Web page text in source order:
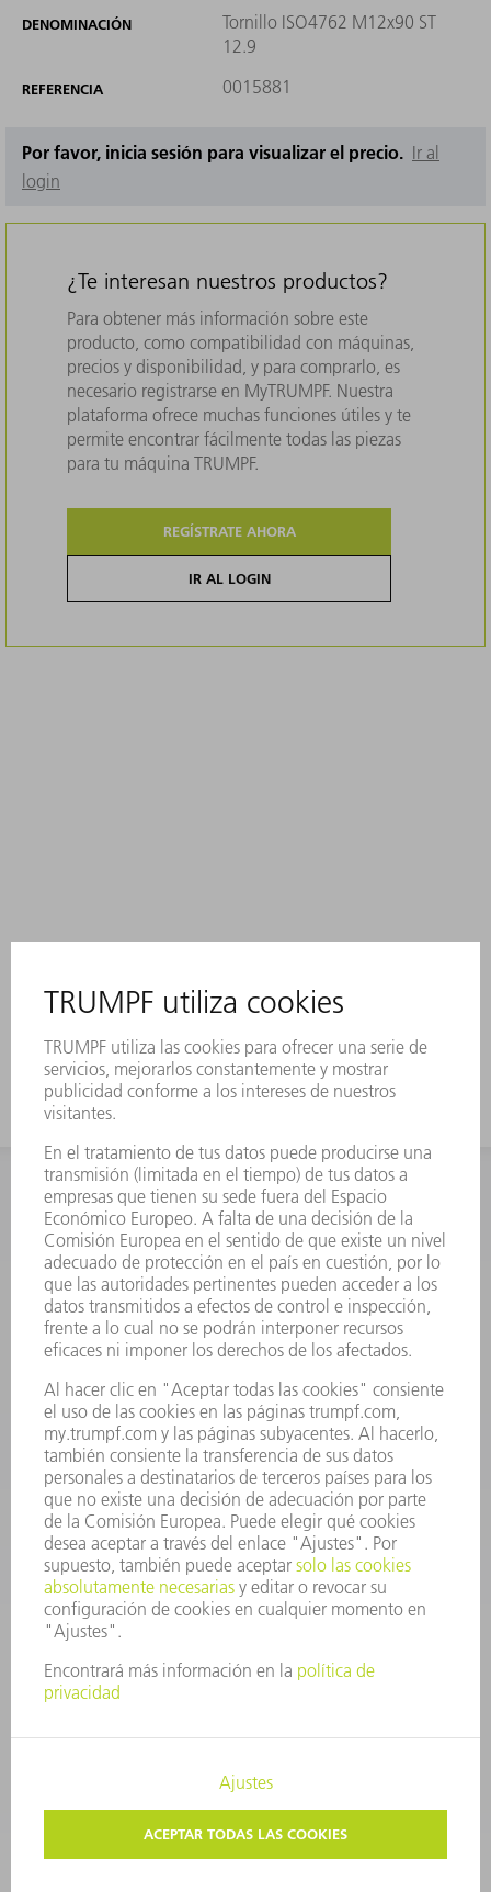
DENOMINACIÓN
Tornillo ISO4762 M12x90 ST
12.9
REFERENCIA 0015881
Por favor, inicia sesión para visualizar el precio. Ir al
login
¿Te interesan nuestros productos?
Para obtener más información sobre este
producto, como compatibilidad con máquinas,
precios y disponibilidad, y para comprarlo, es
necesario registrarse en MyTRUMPF. Nuestra
plataforma ofrece muchas funciones útiles y te
permite encontrar fácilmente todas las piezas
para tu máquina TRUMPF.
REGÍSTRATE AHORA
IR AL LOGIN
INFORMACIÓN
Preguntas más frecuentes
Condiciones generales de venta
CONTACTO
Departamento de Repuestos
+34 91 657 36 70
Viernes de 8h – 17h
repuestos@es.trumpf.com
CONTACTO
Departamento de Utillaje
+34 91 657 36 69
Lunes a Jueves de 8h – 18h
Viernes de 8h – 17h
utillaje@trumpf.com
AVISO LEGAL
PROTECCIÓN DE DATOS
COPYRIGHT Y MARCA REGISTRADA
CONDICIONES DE USO